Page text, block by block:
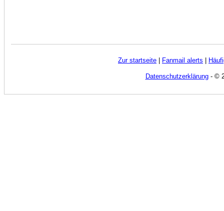
Zur startseite | Fanmail alerts |
Datenschutzerklärung- ©